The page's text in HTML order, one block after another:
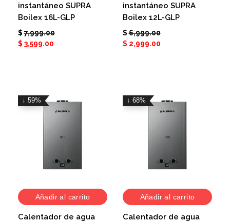
instantáneo SUPRA
Boilex 16L-GLP
$ 7,999.00
$ 3,599.00
instantáneo SUPRA
Boilex 12L-GLP
$ 6,999.00
$ 2,999.00
↓ 59%
Añadir al carrito
Calentador de agua
↓ 68%
Añadir al carrito
Calentador de agua